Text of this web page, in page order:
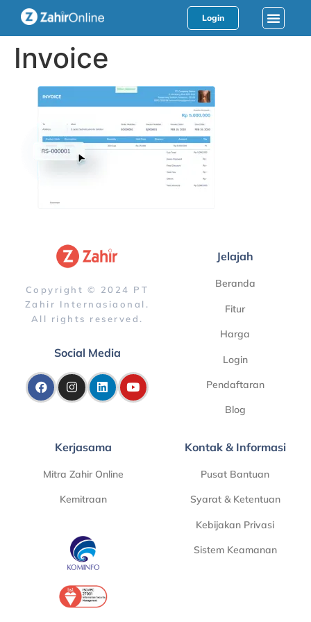
Login
Invoice
Copyright © 2024 PT
Zahir Internasiaonal.
All rights reserved.
Social Media
Jelajah
Beranda
Fitur
Harga
Login
Pendaftaran
Blog
Kerjasama
Mitra Zahir Online
Kemitraan
Kontak & Informasi
Pusat Bantuan
Syarat & Ketentuan
Kebijakan Privasi
Sistem Keamanan